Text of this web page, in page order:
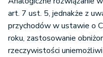
art. 7 ust. 5, jednakże z
przychodów w ustawie o
roku, zastosowanie
rzeczywistości